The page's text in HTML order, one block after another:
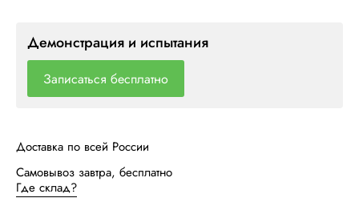
Демонстрация и испытания
Записаться бесплатно
Доставка по всей России
Самовывоз завтра, бесплатно
Где склад?